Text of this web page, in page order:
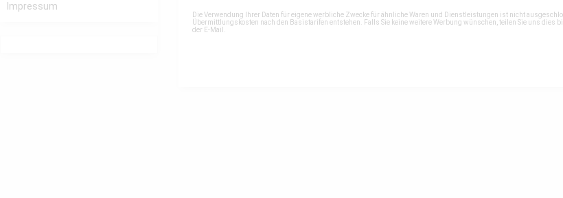
Impressum
Die Verwendung Ihrer Daten für eigene werbliche Zwecke für ähnliche Waren und Dienstleistungen ist nicht
Übermittlungskosten nach den Basistarifen entstehen. Falls Sie keine weitere Werbung wünschen, teilen Sie uns dies
der E-Mail.